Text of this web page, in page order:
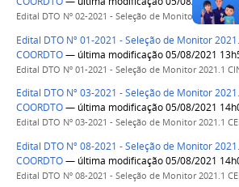
Edital DTO Nº 02-2021 - Seleção de Monitor 2021.1
Edital DTO Nº 01-2021 - Seleção de Monitor
COORDTO— última modificação 05/08/2021
Edital DTO Nº 01-2021 - Seleção de Monitor 2021.1
Edital DTO Nº 03-2021 - Seleção de Monitor
COORDTO— última modificação 05/08/2021
Edital DTO Nº 03-2021 - Seleção de Monitor 2021.1
Edital DTO Nº 08-2021 - Seleção de Monitor
COORDTO— última modificação 05/08/2021
Edital DTO Nº 08-2021 - Seleção de Monitor 2021.1